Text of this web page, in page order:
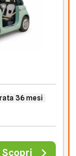
36 mesi
Scopri